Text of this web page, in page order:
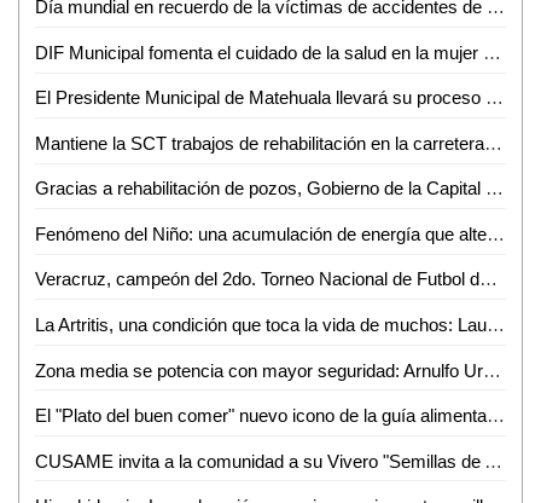
Día mundial en recuerdo de la víctimas de accidentes de tráfico
DIF Municipal fomenta el cuidado de la salud en la mujer para prevenir cáncer de mama
El Presidente Municipal de Matehuala llevará su proceso penal en libertad con algunas "medidas cautelares"
Mantiene la SCT trabajos de rehabilitación en la carretera 57 durante una semana más
Gracias a rehabilitación de pozos, Gobierno de la Capital e Interapas eficientizan el llenado de pipas de agua
Fenómeno del Niño: una acumulación de energía que altera la atmósfera, según Mauricio López
Veracruz, campeón del 2do. Torneo Nacional de Futbol de Talla Baja, organizado por el DIF de San Luis Capital
La Artritis, una condición que toca la vida de muchos: Laura Sierra
Zona media se potencia con mayor seguridad: Arnulfo Urbiola
El "Plato del buen comer" nuevo icono de la guía alimentaria 2023
CUSAME invita a la comunidad a su Vivero "Semillas de Amor"